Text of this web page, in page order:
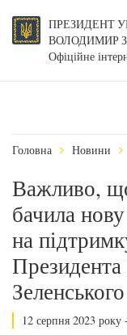
ПРЕЗИДЕНТ
ВОЛОДИМИР
Офіційне
Головна Новини
Важливо,
бачила
на
Зеленського
12 серпня 2023 року